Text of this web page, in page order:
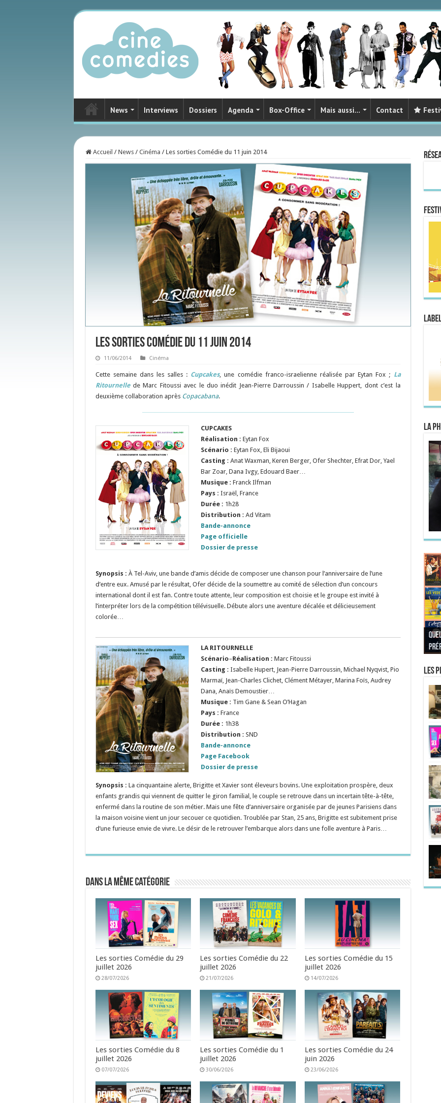
News Interviews Dossiers Agenda Box-Office Mais aussi… Contact
Accueil / News / Cinéma / Les sorties Comédie du 11 juin 2014
Les sorties Comédie du 11 juin 2014
11/06/2014 Cinéma
Cette semaine dans les salles : Cupcakes, une comédie franco-israelienne réalisée par Eytan Fox ; La
Ritournellede Marc Fitoussi avec le duo inédit Jean-Pierre Darroussin / Isabelle Huppert, dont c’est la
deuxième collaboration après Copacabana.
CUPCAKES
Réalisation :Eytan Fox
Scénario : Eytan Fox, Eli Bijaoui
Casting : Anat Waxman, Keren Berger, Ofer Shechter, Efrat Dor, Yael
Bar Zoar, Dana Ivgy, Edouard Baer…
Musique : Franck Ilfman
Pays : Israël, France
Durée : 1h28
Distribution : Ad Vitam
Bande-annonce
Page officielle
Dossier de presse
Synopsis : À Tel-Aviv, une bande d’amis décide de composer une chanson pour l’anniversaire de l’une
d’entre eux. Amusé par le résultat, Ofer décide de la soumettre au comité de sélection d’un concours
international dont il est fan. Contre toute attente, leur composition est choisie et le groupe est invité à
l’interpréter lors de la compétition télévisuelle. Débute alors une aventure décalée et délicieusement
colorée…
LA RITOURNELLE
Scénario–Réalisation :Marc Fitoussi
Casting : Isabelle Hupert, Jean-Pierre Darroussin, Michael Nyqvist, Pio
Marmaï, Jean-Charles Clichet, Clément Métayer, Marina Foïs, Audrey
Dana, Anaïs Demoustier…
Musique : Tim Gane & Sean O’Hagan
Pays : France
Durée : 1h38
Distribution : SND
Bande-annonce
Page Facebook
Dossier de presse
Synopsis : La cinquantaine alerte, Brigitte et Xavier sont éleveurs bovins. Une exploitation prospère, deux
enfants grandis qui viennent de quitter le giron familial, le couple se retrouve dans un incertain tête-à-tête,
enfermé dans la routine de son métier. Mais une fête d’anniversaire organisée par de jeunes Parisiens dans
la maison voisine vient un jour secouer ce quotidien. Troublée par Stan, 25 ans, Brigitte est subitement prise
d’une furieuse envie de vivre. Le désir de le retrouver l’embarque alors dans une folle aventure à Paris…
Dans la même catégorie
Les sorties Comédie du 29
juillet 2026
28/07/2026
Les sorties Comédie du 22
juillet 2026
21/07/2026
Les sorties Comédie du 15
juillet 2026
14/07/2026
Les sorties Comédie du 8
juillet 2026
07/07/2026
Les sorties Comédie du 1
juillet 2026
30/06/2026
Les sorties Comédie du 24
juin 2026
23/06/2026
La
Les